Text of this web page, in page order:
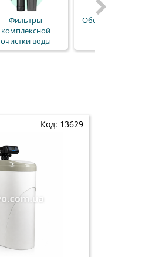
Фильтры
комплексной
очистки воды
Обезжелезиватели
Код: 13629